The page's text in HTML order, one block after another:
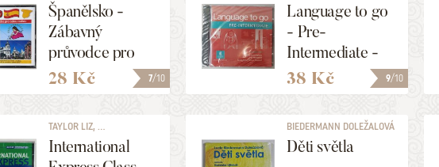
7/10
Španělsko -
Zábavný
průvodce pro
celou rodinu
2CD+DVD
28 Kč 9/10
Language to go
- Pre-
Intermediate -
Class CD
38 Kč
TAYLOR LIZ, ...
International
BIEDERMANN DOLEŽALOVÁ
LUCIE
Děti světla